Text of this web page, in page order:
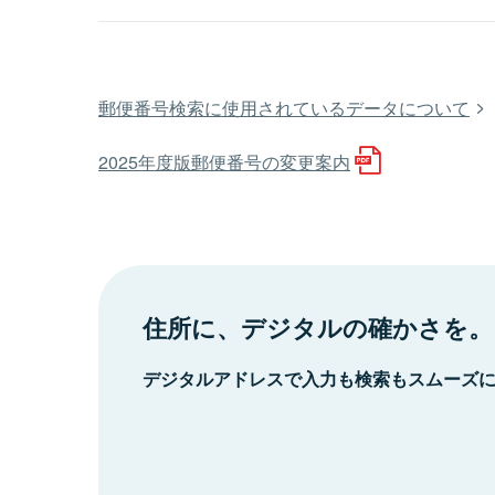
郵便番号検索に使用されているデータについて
2025年度版郵便番号の変更案内
住所に、デジタルの確かさを。
デジタルアドレスで入力も検索もスムーズ